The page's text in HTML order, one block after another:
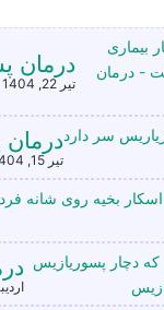
درمان
تیر 22, 1404
تیر 15, 1404